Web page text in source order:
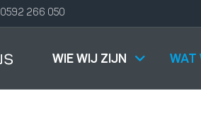
0592 266 050
WIE WIJ ZIJN WAT